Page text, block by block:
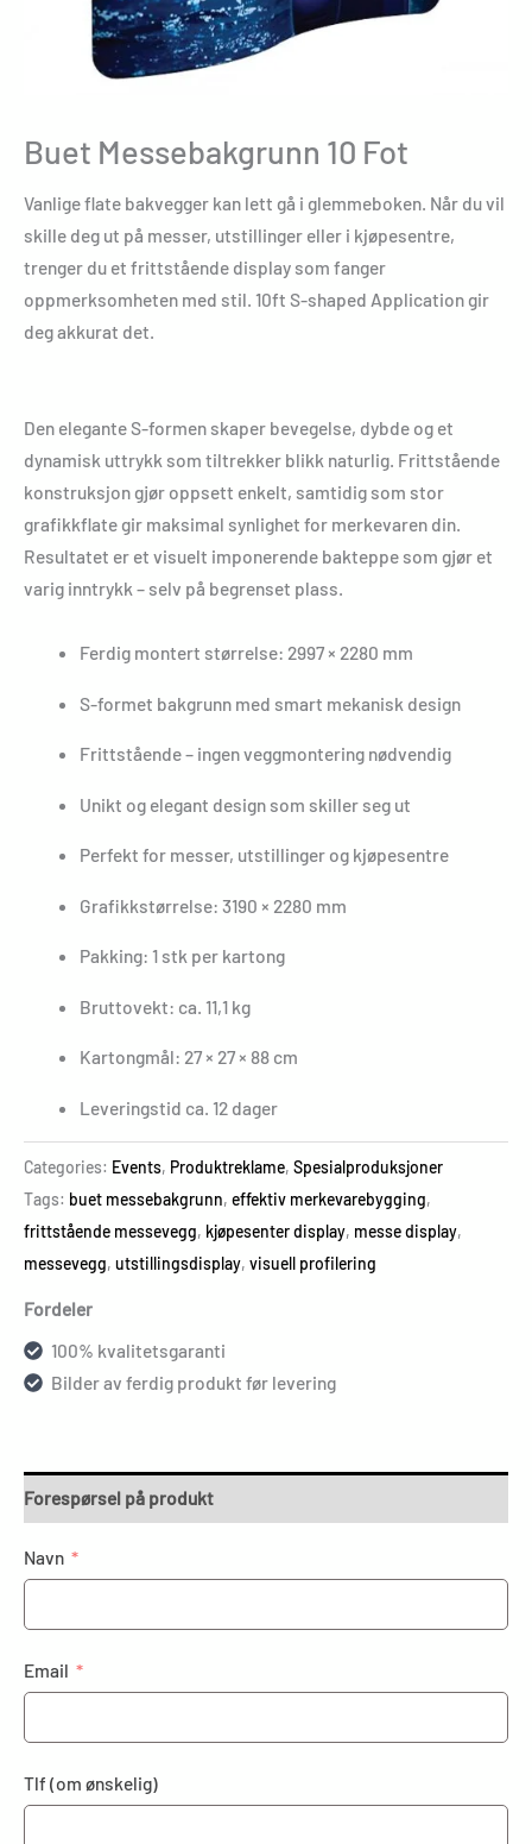
Buet Messebakgrunn 10 Fot
Vanlige flate bakvegger kan lett gå i glemmeboken. Når du vil
skille deg ut på messer, utstillinger eller i kjøpesentre,
trenger du et frittstående display som fanger
oppmerksomheten med stil. 10ft S-shaped Application gir
deg akkurat det.
Den elegante S-formen skaper bevegelse, dybde og et
dynamisk uttrykk som tiltrekker blikk naturlig. Frittstående
konstruksjon gjør oppsett enkelt, samtidig som stor
grafikkflate gir maksimal synlighet for merkevaren din.
Resultatet er et visuelt imponerende bakteppe som gjør et
varig inntrykk – selv på begrenset plass.
Ferdig montert størrelse: 2997 × 2280 mm
S-formet bakgrunn med smart mekanisk design
Frittstående – ingen veggmontering nødvendig
Unikt og elegant design som skiller seg ut
Perfekt for messer, utstillinger og kjøpesentre
Grafikkstørrelse: 3190 × 2280 mm
Pakking: 1 stk per kartong
Bruttovekt: ca. 11,1 kg
Kartongmål: 27 × 27 × 88 cm
Leveringstid ca. 12 dager
Categories: Events, Produktreklame, Spesialproduksjoner
Tags: buet messebakgrunn, effektiv merkevarebygging,
frittstående messevegg, kjøpesenter display, messe display,
messevegg, utstillingsdisplay, visuell profilering
Fordeler
100% kvalitetsgaranti
Bilder av ferdig produkt før levering
Forespørsel på produkt
Navn
Email
Tlf (om ønskelig)